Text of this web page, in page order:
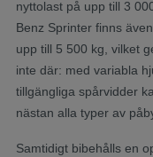
nyttolast på upp till 3
Benz Sprinter finns
upp till 5 500 kg, vilket
inte där: med variabla
tillgängliga spårvidder
nästan alla typer av
Samtidigt bibehålls en